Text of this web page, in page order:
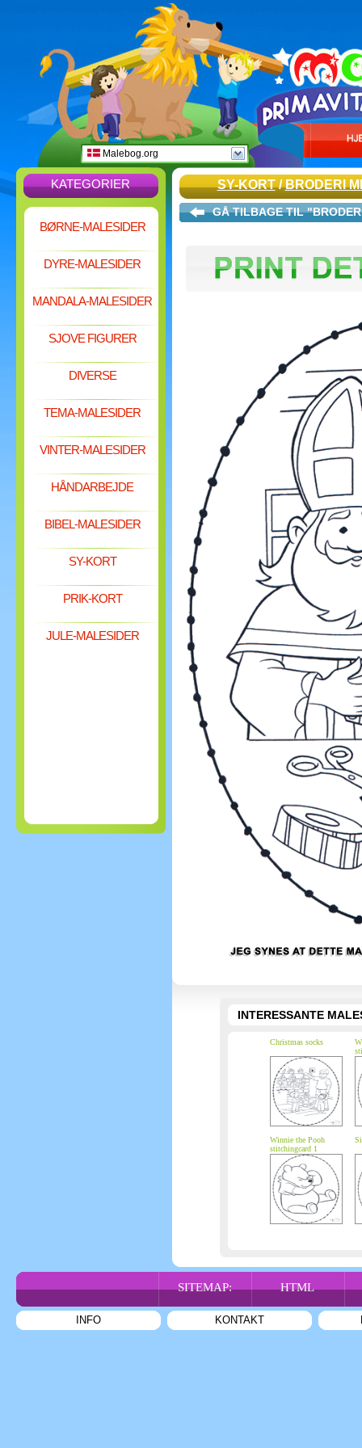
Malebog.org
KATEGORIER
BØRNE-MALESIDER
DYRE-MALESIDER
MANDALA-MALESIDER
SJOVE FIGURER
DIVERSE
TEMA-MALESIDER
VINTER-MALESIDER
HÅNDARBEJDE
BIBEL-MALESIDER
SY-KORT
PRIK-KORT
JULE-MALESIDER
SY-KORT/BRODERI
GÅ TILBAGE TIL
INTERESSANTE
Christmas socks
Winnie the Pooh
stitchingcard 1
SITEMAP: HTML
INFO KONTAKT